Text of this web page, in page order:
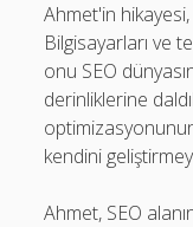
Ahmet'in
Bilgisayarları ve
onu SEO
derinliklerine
kendini
Ahmet, SEO